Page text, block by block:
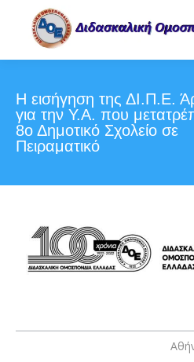
Η εισήγηση της ΔΙ.Π.Ε.
για την Υ.Α. που
8ο Δημοτικό Σχολείο σε
Πειραματικό